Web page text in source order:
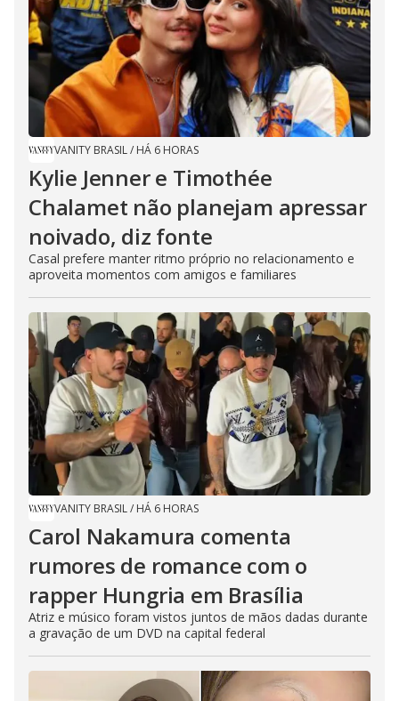
VANITY BRASIL/ HÁ 6 HORAS
Kylie Jenner e Timothée
Chalamet não planejam apressar
noivado, diz fonte
Casal prefere manter ritmo próprio no relacionamento e
aproveita momentos com amigos e familiares
VANITY BRASIL/ HÁ 6 HORAS
Carol Nakamura comenta
rumores de romance com o
rapper Hungria em Brasília
Atriz e músico foram vistos juntos de mãos dadas durante
a gravação de um DVD na capital federal